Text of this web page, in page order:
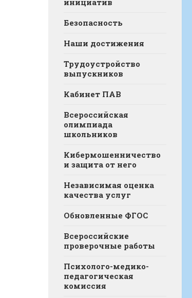
Безопасность
Наши достижения
Трудоустройство
выпускников
Кабинет ПАВ
Всероссийская
олимпиада
школьников
Кибермошенничество
и защита от него
Независимая оценка
качества услуг
Обновленные ФГОС
Всероссийские
проверочные работы
Психолого-медико-
педагогическая
комиссия